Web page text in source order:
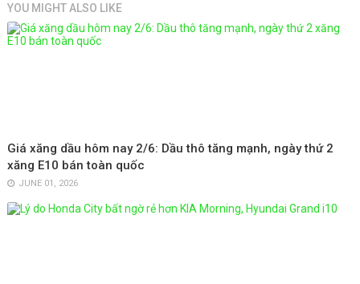
YOU MIGHT ALSO LIKE
Giá xăng dầu hôm nay 2/6: Dầu thô tăng mạnh, ngày thứ 2
xăng E10 bán toàn quốc
JUNE 01, 2026